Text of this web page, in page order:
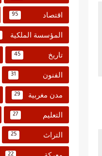
اقتصاد 95
المؤسسة الملكية
تاريخ 45
الفنون 31
مدن مغربية 29
التعليم 27
التراث 25
22